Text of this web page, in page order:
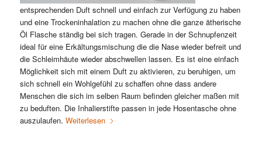
entsprechenden Duft schnell und einfach zur Verfügung zu haben
und eine Trockeninhalation zu machen ohne die ganze ätherische
Öl Flasche ständig bei sich tragen. Gerade in der Schnupfenzeit
ideal für eine Erkältungsmischung die die Nase wieder befreit und
die Schleimhäute wieder abschwellen lassen. Es ist eine einfach
Möglichkeit sich mit einem Duft zu aktivieren, zu beruhigen, um
sich schnell ein Wohlgefühl zu schaffen ohne dass andere
Menschen die sich im selben Raum befinden gleicher maßen mit
zu beduften. Die Inhalierstifte passen in jede Hosentasche ohne
auszulaufen. Weiterlesen